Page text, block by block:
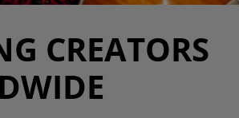
CREATORS